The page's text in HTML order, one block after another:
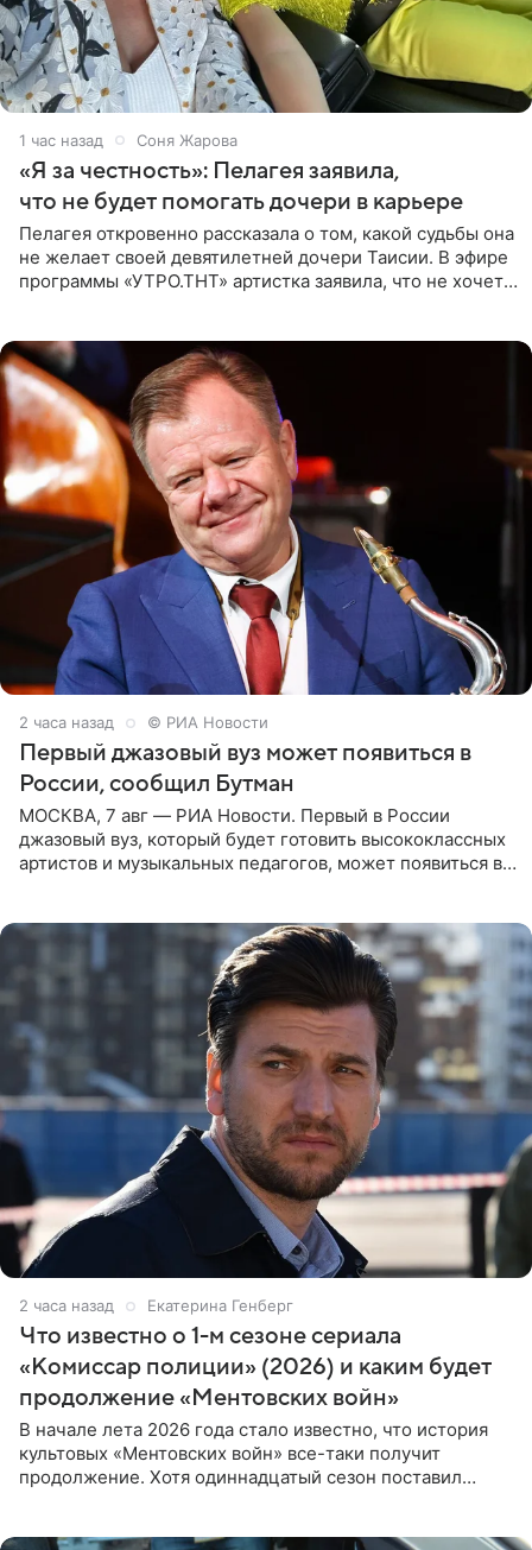
1 час назад Соня Жарова
«Я за честность»: Пелагея заявила,
что не будет помогать дочери в карьере
Пелагея откровенно рассказала о том, какой судьбы она
не желает своей девятилетней дочери Таисии. В эфире
программы «УТРО.ТНТ» артистка заявила, что не хочет
2 часа назад © РИА Новости
Первый джазовый вуз может появиться в
России, сообщил Бутман
МОСКВА, 7 авг — РИА Новости. Первый в России
джазовый вуз, который будет готовить высококлассных
артистов и музыкальных педагогов, может появиться в
2 часа назад Екатерина Генберг
Что известно о 1-м сезоне сериала
«Комиссар полиции» (2026) и каким будет
продолжение «Ментовских войн»
В начале лета 2026 года стало известно, что история
культовых «Ментовских войн» все-таки получит
продолжение. Хотя одиннадцатый сезон поставил